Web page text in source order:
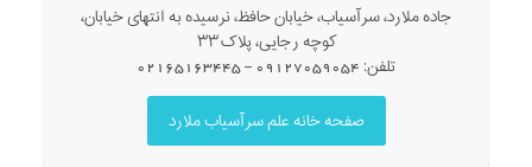
جاده ملارد، سرآسیاب، خیابان حافظ، نرسیده به انتهای خیابان،
کوچه رجایی، پلاک ۳۳
تلفن: 09127059054 – 02165163445
صفحه خانه علم سرآسیاب ملارد